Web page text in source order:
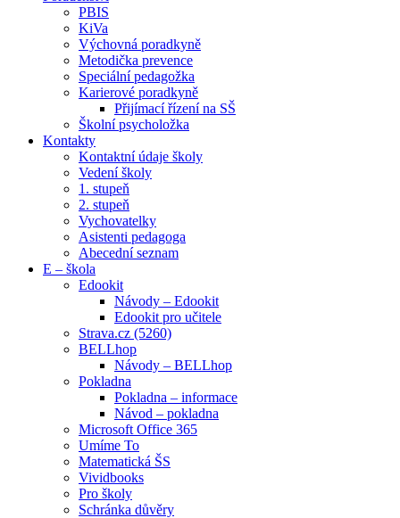
PBIS
KiVa
Výchovná poradkyně
Metodička prevence
Speciální pedagožka
Karierové poradkyně
Přijímací řízení na SŠ
Školní psycholožka
Kontakty
Kontaktní údaje školy
Vedení školy
1. stupeň
2. stupeň
Vychovatelky
Asistenti pedagoga
Abecední seznam
E – škola
Edookit
Návody – Edookit
Edookit pro učitele
Strava.cz (5260)
BELLhop
Návody – BELLhop
Pokladna
Pokladna – informace
Návod – pokladna
Microsoft Office 365
Umíme To
Matematická ŠS
Vividbooks
Pro školy
Schránka důvěry